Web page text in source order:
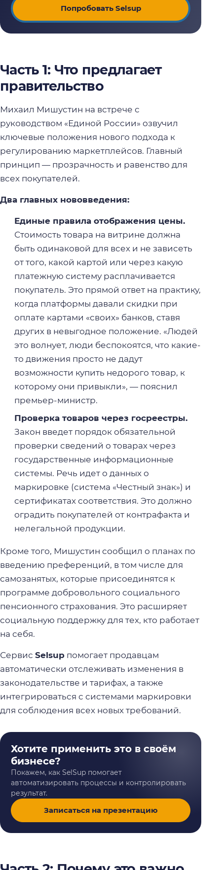
Попробовать Selsup
Часть 1: Что предлагает
правительство
Михаил Мишустин на встрече с
руководством «Единой России» озвучил
ключевые положения нового подхода к
регулированию маркетплейсов. Главный
принцип — прозрачность и равенство для
всех покупателей.
Два главных нововведения:
Единые правила отображения цены.
Стоимость товара на витрине должна
быть одинаковой для всех и не зависеть
от того, какой картой или через какую
платежную систему расплачивается
покупатель. Это прямой ответ на практику,
когда платформы давали скидки при
оплате картами «своих» банков, ставя
других в невыгодное положение. «Людей
это волнует, люди беспокоятся, что какие-
то движения просто не дадут
возможности купить недорого товар, к
которому они привыкли», — пояснил
премьер-министр.
Проверка товаров через госреестры.
Закон введет порядок обязательной
проверки сведений о товарах через
государственные информационные
системы. Речь идет о данных о
маркировке (система «Честный знак») и
сертификатах соответствия. Это должно
оградить покупателей от контрафакта и
нелегальной продукции.
Кроме того, Мишустин сообщил о планах по
введению преференций, в том числе для
самозанятых, которые присоединятся к
программе добровольного социального
пенсионного страхования. Это расширяет
социальную поддержку для тех, кто работает
на себя.
Сервис Selsup помогает продавцам
автоматически отслеживать изменения в
законодательстве и тарифах, а также
интегрироваться с системами маркировки
для соблюдения всех новых требований.
Хотите применить это в своём
бизнесе?
Покажем, как SelSup помогает
автоматизировать процессы и контролировать
результат.
Записаться на презентацию